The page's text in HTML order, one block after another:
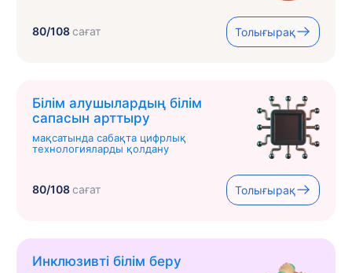
80/108сағат Толығырақ
Білім алушылардың білім
сапасын арттыру
мақсатында сабақта цифрлық
технологияларды қолдану
80/108сағат Толығырақ
Инклюзивті білім беру